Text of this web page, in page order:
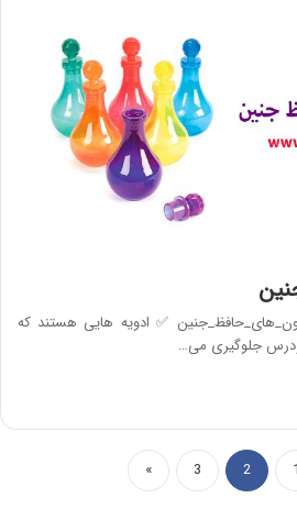
✅ ادویه هایی هستند که
جلوگیری می…
1
2
3
»